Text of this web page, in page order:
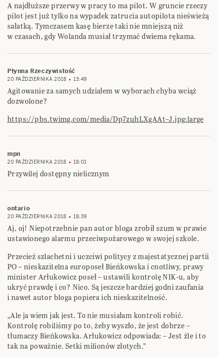
A najdłuższe przerwy w pracy to ma pilot. W gruncie rzeczy
pilot jest już tylko na wypadek zatrucia autopilota nieświeżą
sałatką. Tymczasem kasę bierze taki nie mniejszą niż
w czasach, gdy Wolanda musiał trzymać dwiema rękama.
Płynna Rzeczywistość
20 PAŹDZIERNIKA 2018 13:49
Agitowanie za samych udziałem w wyborach chyba wciąż
dozwolone?
https://pbs.twimg.com/media/Dp7zuhLXgAAt–J.jpg:large
mpn
20 PAŹDZIERNIKA 2018 18:01
Przywilej dostępny nielicznym
ontario
20 PAŹDZIERNIKA 2018 18:39
Aj, oj! Niepotrzebnie pan autor bloga zrobił szum w prawie
ustawionego alarmu przeciwpożarowego w swojej szkole.
Przecież szlachetni i uczciwi politycy z majestatycznej partii
PO – nieskazitelna europoseł Bieńkowska i cnotliwy, prawy
minister Arłukowicz poseł – ustawili kontrolę NIK-u, aby
ukryć prawdę i co? Nico. Są jeszcze bardziej godni zaufania
i nawet autor bloga popiera ich nieskazitelność.
„Ale ja wiem jak jest. To nie musiałam kontroli robić.
Kontrolę robiliśmy po to, żeby wyszło, że jest dobrze –
tłumaczy Bieńkowska. Arłukowicz odpowiada: – Jest źle i to
tak na poważnie. Setki milionów złotych.”